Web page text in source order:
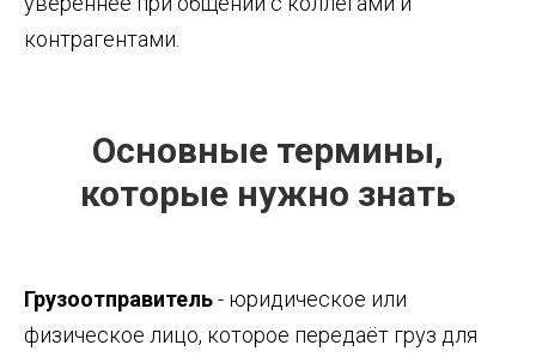
контрагентами.
Основные термины,
которые нужно знать
Грузоотправитель- юридическое или
физическое лицо, которое передаёт груз для